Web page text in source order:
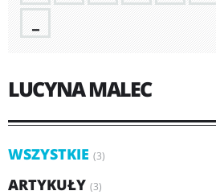
LUCYNA MALEC
WSZYSTKIE (3)
ARTYKUŁY (3)